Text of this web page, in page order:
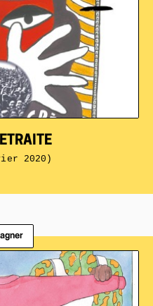
2020)